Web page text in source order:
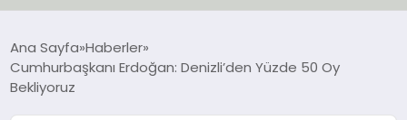
EKONOMİ
Ana Sayfa Haberler
Cumhurbaşkanı Erdoğan: Denizli’den Yüzde 50 Oy
Bekliyoruz